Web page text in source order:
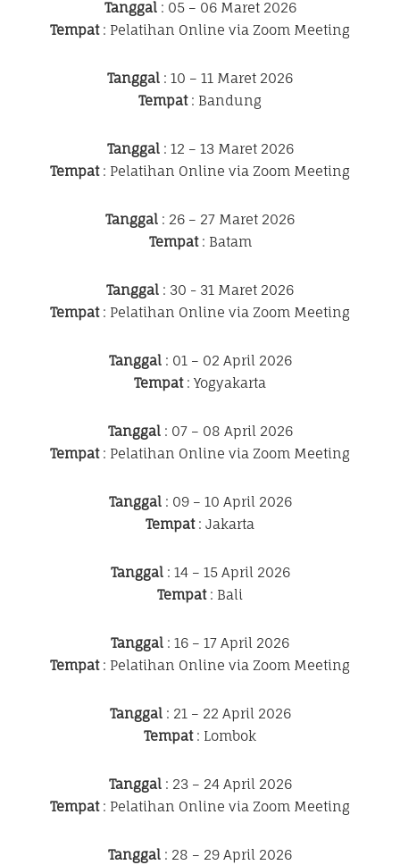
Tanggal: 05 – 06 Maret 2026
Tempat: Pelatihan Online via Zoom Meeting
Tanggal : 10 – 11 Maret 2026
Tempat: Bandung
Tanggal: 12 – 13 Maret 2026
Tempat: Pelatihan Online via Zoom Meeting
Tanggal : 26 – 27 Maret 2026
Tempat: Batam
Tanggal : 30 - 31 Maret 2026
Tempat: Pelatihan Online via Zoom Meeting
Tanggal: 01 – 02 April 2026
Tempat: Yogyakarta
Tanggal: 07 – 08 April 2026
Tempat: Pelatihan Online via Zoom Meeting
Tanggal: 09 – 10 April 2026
Tempat: Jakarta
Tanggal: 14 – 15 April 2026
Tempat: Bali
Tanggal : 16 – 17 April 2026
Tempat: Pelatihan Online via Zoom Meeting
Tanggal: 21 – 22 April 2026
Tempat: Lombok
Tanggal: 23 – 24 April 2026
Tempat: Pelatihan Online via Zoom Meeting
Tanggal : 28 – 29 April 2026